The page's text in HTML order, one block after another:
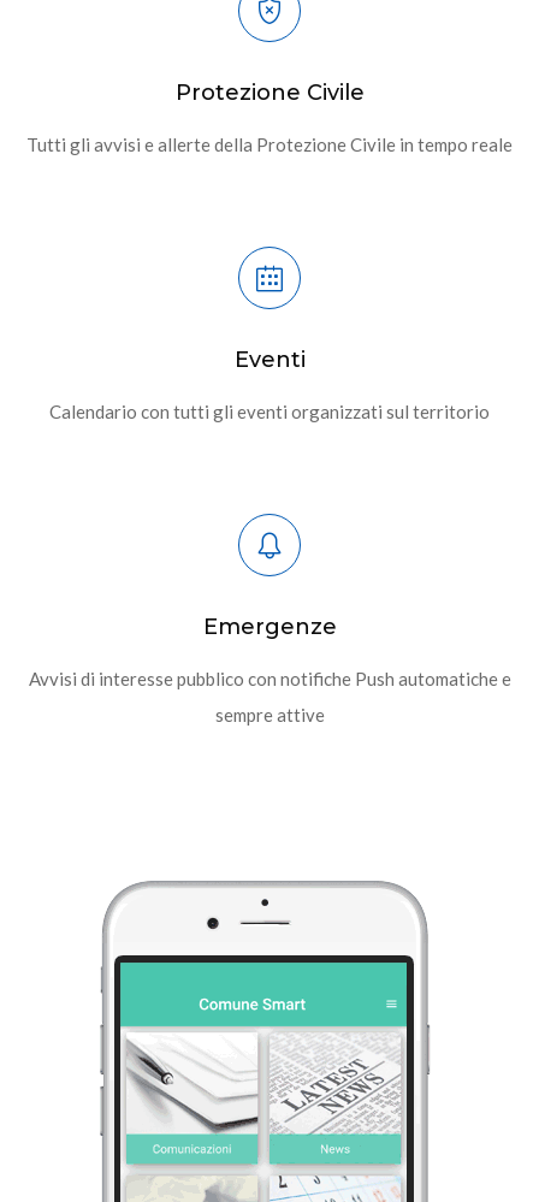
Protezione Civile
Tutti gli avvisi e allerte della Protezione Civile in tempo reale
Eventi
Calendario con tutti gli eventi organizzati sul territorio
Emergenze
Avvisi di interesse pubblico con notifiche Push automatiche e
sempre attive